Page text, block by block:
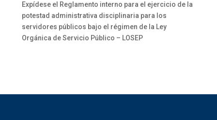
Expídese el Reglamento interno para el ejercicio de la
potestad administrativa disciplinaria para los
servidores públicos bajo el régimen de la Ley
Orgánica de Servicio Público – LOSEP